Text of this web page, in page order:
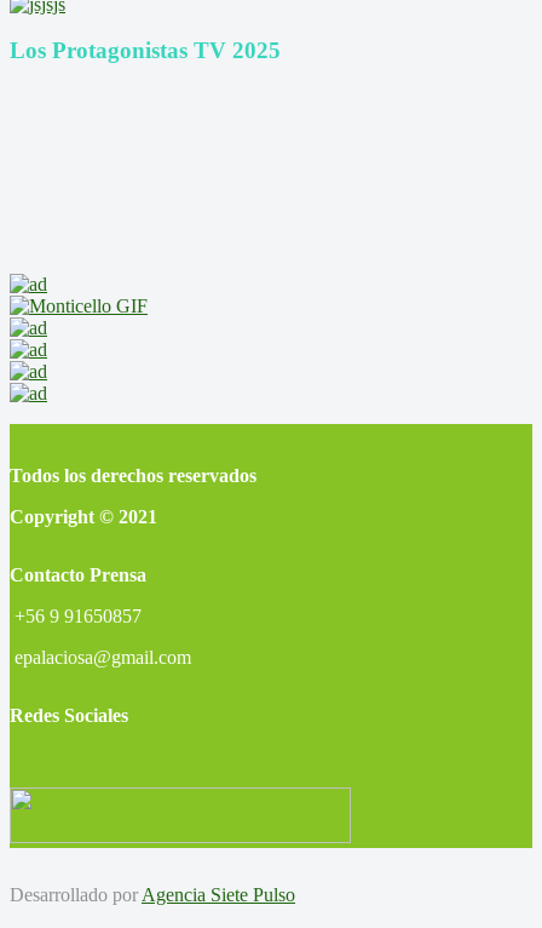
Los Protagonistas TV 2025
Todos los derechos reservados
Copyright © 2021
Contacto Prensa
+56 9 91650857
epalaciosa@gmail.com
Redes Sociales
Desarrollado por Agencia Siete Pulso